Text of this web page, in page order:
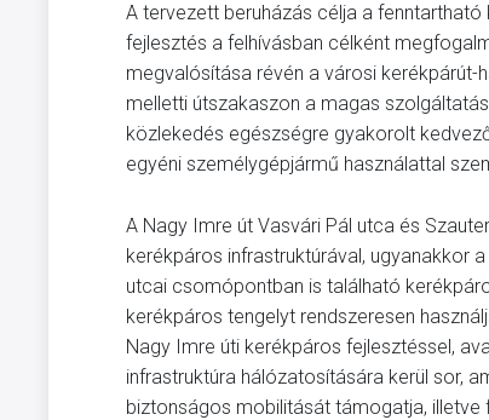
A tervezett beruházás célja a
fejlesztés a felhívásban célként
megvalósítása révén a városi kerékpárút-
melletti útszakaszon a magas
közlekedés egészségre gyakorolt
egyéni személygépjármű használattal
A Nagy Imre út Vasvári Pál utca és
kerékpáros infrastruktúrával, ugyanakkor
utcai csomópontban is található
kerékpáros tengelyt rendszeresen
Nagy Imre úti kerékpáros fejlesztéssel,
infrastruktúra hálózatosítására kerül sor,
biztonságos mobilitását támogatja,